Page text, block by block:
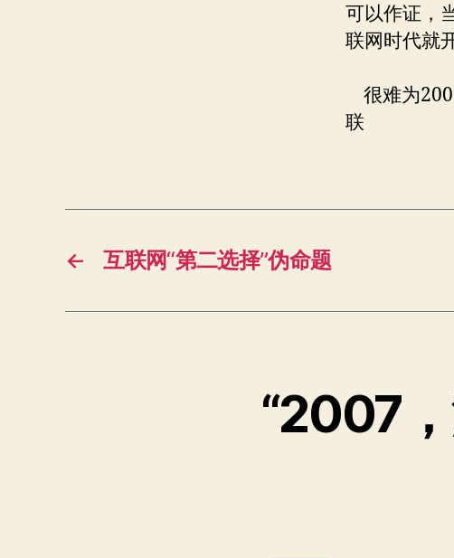
可以作证，
联网时代就
很难为
联
← 互联网“第二选择”伪命题
“2007